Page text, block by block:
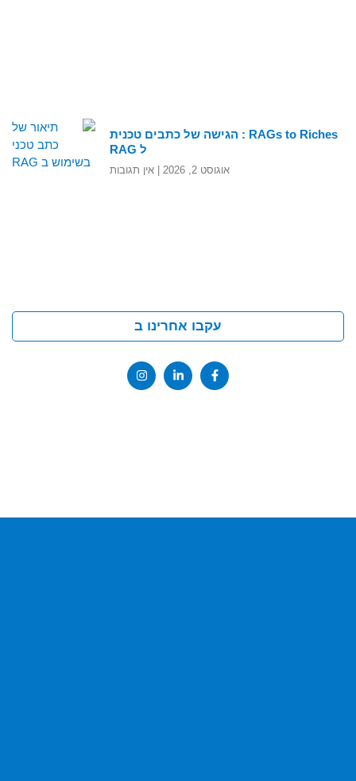
RAGs to Riches : הגישה של כתבים טכנית
ל RAG
אוגוסט 2, 2026 אין תגובות
עקבו אחרינו ב